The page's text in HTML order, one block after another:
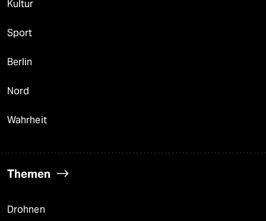
Kultur
Sport
Berlin
Nord
Wahrheit
Themen
Drohnen